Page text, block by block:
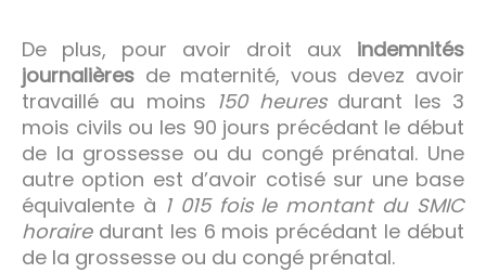
De plus, pour avoir droit aux indemnités
journalières de maternité, vous devez avoir
travaillé au moins 150 heuresdurant les 3
mois civils ou les 90 jours précédant le début
de la grossesse ou du congé prénatal. Une
autre option est d’avoir cotisé sur une base
équivalente à 1 015 fois le montant du SMIC
horairedurant les 6 mois précédant le début
de la grossesse ou du congé prénatal.